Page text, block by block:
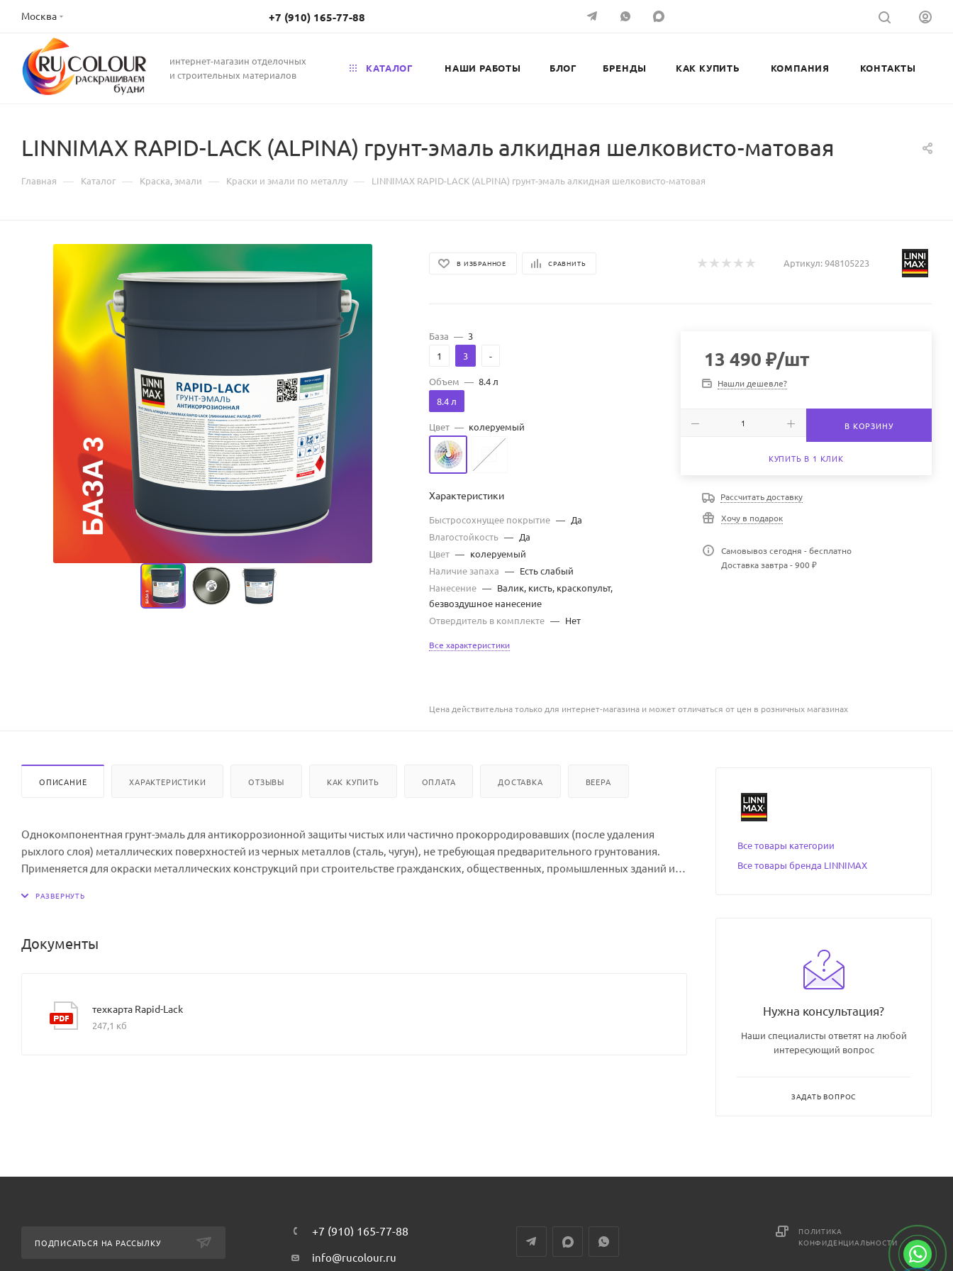
Москва +7 (910) 165-77-88
интернет-магазин отделочных
и строительных материалов
КАТАЛОГ НАШИ РАБОТЫ БЛОГ БРЕНДЫ КАК КУПИТЬ КОМПАНИЯ КОНТАКТЫ
LINNIMAX RAPID-LACK (ALPINA) грунт-эмаль алкидная шелковисто-матовая
Главная — Каталог — Краска, эмали — Краски и эмали по металлу — LINNIMAX RAPID-LACK (ALPINA) грунт-эмаль алкидная шелковисто-матовая
В ИЗБРАННОЕ СРАВНИТЬ Артикул:948105223
База — 3
1
3 -
Объем — 8.4 л
8.4 л
Цвет — колеруемый
Характеристики
Быстросохнущее покрытие — Да
Влагостойкость — Да
Цвет — колеруемый
Наличие запаха — Есть слабый
Нанесение — Валик, кисть, краскопульт,
безвоздушное нанесение
Отвердитель в комплекте — Нет
Все характеристики
13 490 ₽/шт
Нашли дешевле?
В КОРЗИНУ
КУПИТЬ В 1 КЛИК
Рассчитать доставку
Хочу в подарок
Самовывоз сегодня - бесплатно
Доставка завтра - 900 ₽
Цена действительна только для интернет-магазина и может отличаться от цен в розничных магазинах
ОПИСАНИЕ ХАРАКТЕРИСТИКИ ОТЗЫВЫ КАК КУПИТЬ ОПЛАТА ДОСТАВКА ВЕЕРА
Однокомпонентная грунт-эмаль для антикоррозионной защиты чистых или частично прокорродировавших (после удаления
рыхлого слоя) металлических поверхностей из черных металлов (сталь, чугун), не требующая предварительного грунтования.
Применяется для окраски металлических конструкций при строительстве гражданских, общественных, промышленных зданий и
сельскохозяйственная техника) и других конструкций, эксплуатируемых как внутри помещения, так и в атмосферных условиях.
Документы
техкарта Rapid-Lack
247,1 кб
Все товары категории
Все товары бренда LINNIMAX
Нужна консультация?
Наши специалисты ответят на любой
интересующий вопрос
ЗАДАТЬ ВОПРОС
ПОДПИСАТЬСЯ НА РАССЫЛКУ
+7 (910) 165-77-88
info@rucolour.ru
ПОЛИТИКА
КОНФИДЕНЦИАЛЬНОСТИ